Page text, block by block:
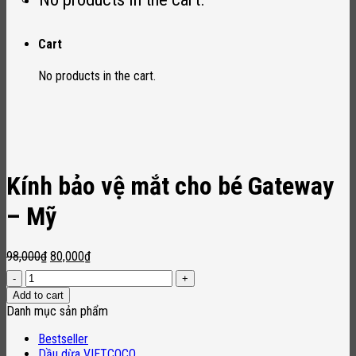
Cart
No products in the cart.
Kính bảo vệ mắt cho bé Gateway
– Mỹ
98,000₫ Original
price
was:
98,000₫.
80,000₫Current
price
is:
80,000₫.
Kính
bảo
vệ
cho
bé
Add to cart
Danh mục sản phẩm
Bestseller